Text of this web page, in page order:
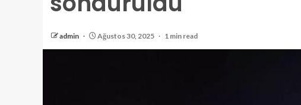
admin Ağustos 30, 2025 1 min read